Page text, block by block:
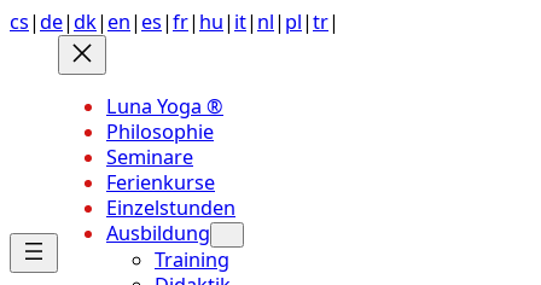
Anchor
Zum
Inhalt
springen
cs|de|dk| en| es|fr| hu| it| nl| pl|tr|
Luna Yoga ®
Philosophie
Seminare
Ferienkurse
Einzelstunden
Ausbildung
Training